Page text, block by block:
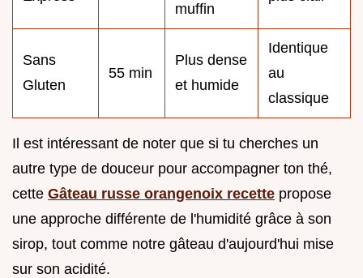
muffin
Sans
Gluten
55 min
Plus dense
et humide
Identique
au
classique
Il est intéressant de noter que si tu cherches un
autre type de douceur pour accompagner ton thé,
cette Gâteau russe orangenoix recette propose
une approche différente de l'humidité grâce à son
sirop, tout comme notre gâteau d'aujourd'hui mise
sur son acidité.